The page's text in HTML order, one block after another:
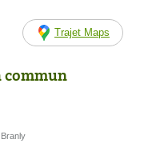
Trajet Maps